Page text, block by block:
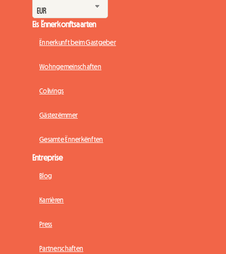
Eis Ënnerkonftsaarten
Ënnerkunft beim Gastgeber
Wohngemeinschaften
Colivings
Gästezëmmer
Gesamte Ënnerkënften
Entreprise
Blog
Karrièren
Press
Partnerschaften